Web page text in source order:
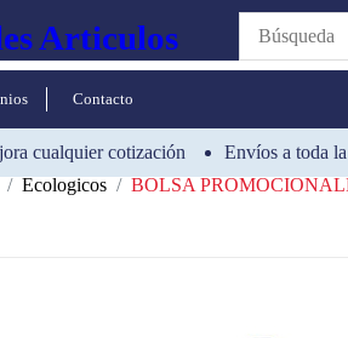
Contacto
cualquier cotización Envíos a toda
Ecologicos BOLSA